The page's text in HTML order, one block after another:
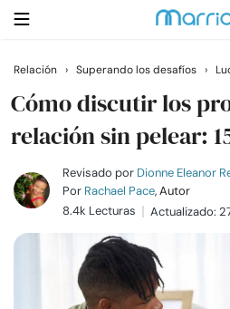
Buscar
Casarse
Relaciones
Relación › Superando los desafíos ›
Cómo discutir los
relación sin pelear:
Revisado por Dionne Eleanor
Por Rachael Pace, Autor
8.4k Lecturas
Actualizado: